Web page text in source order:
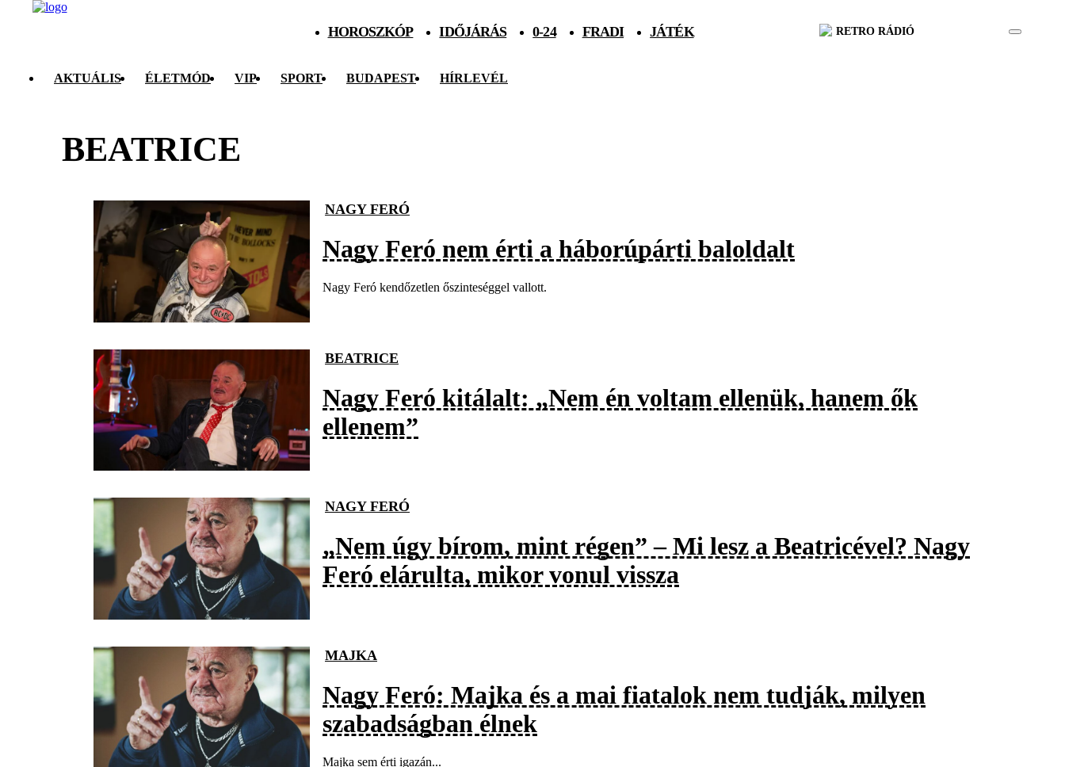
HOROSZKÓP IDŐJÁRÁS 0-24 FRADI JÁTÉK RETRO RÁDIÓ
AKTUÁLIS ÉLETMÓD VIP SPORT BUDAPEST HÍRLEVÉL
BEATRICE
NAGY FERÓ
Nagy Feró nem érti a háborúpárti baloldalt
Nagy Feró kendőzetlen őszinteséggel vallott.
BEATRICE
Nagy Feró kitálalt: „Nem én voltam ellenük, hanem ők
ellenem”
NAGY FERÓ
„Nem úgy bírom, mint régen” – Mi lesz a Beatricével? Nagy
Feró elárulta, mikor vonul vissza
MAJKA
Nagy Feró: Majka és a mai fiatalok nem tudják, milyen
szabadságban élnek
Majka sem érti igazán...